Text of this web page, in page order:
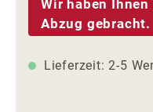
Wir haben
Abzug gebracht.
Lieferzeit: 2-5